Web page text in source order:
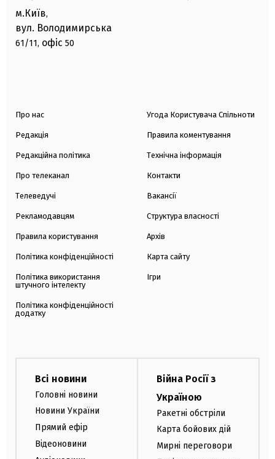
м.Київ,
вул. Володимирська
61/11, офіс 50
Про нас
Редакція
Редакційна політика
Про телеканал
Телеведучі
Рекламодавцям
Правила користування
Політика конфіденційності
Політика використання
штучного інтелекту
Політика конфіденційності
додатку
Угода Користувача Спільноти
Правила коментування
Технічна інформація
Контакти
Вакансії
Структура власності
Архів
Карта сайту
Ігри
Всі новини
Головні новини
Новини України
Прямий ефір
Відеоновини
Війна Росії з
Україною
Ракетні обстріли
Карта бойових дій
Мирні переговори